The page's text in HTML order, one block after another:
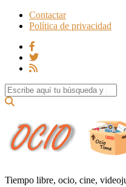
Contactar
Política de privacidad
Search for:
Tiempo libre, ocio, cine,